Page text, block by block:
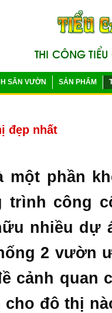
SÂN VƯỜN SẢN PHẨM
đẹp nhất
một phần
công
nhiều dự
2 vườn
cảnh quan
cho đô thị